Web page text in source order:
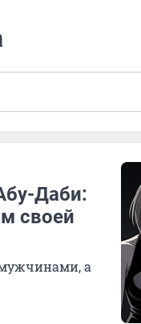
Даби:
своей
мужчинами, а